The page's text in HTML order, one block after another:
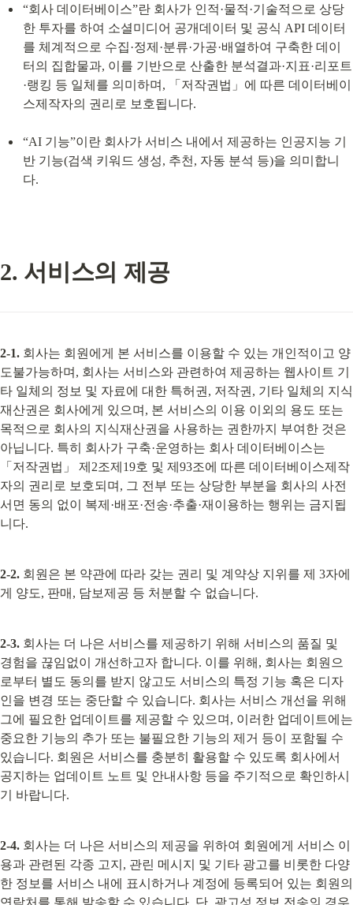
“회사 데이터베이스”란 회사가 인적·물적·기술적으로 상당
한 투자를 하여 소셜미디어 공개데이터 및 공식 API 데이터
를 체계적으로 수집·정제·분류·가공·배열하여 구축한 데이
터의 집합물과, 이를 기반으로 산출한 분석결과·지표·리포트
·랭킹 등 일체를 의미하며, 「저작권법」에 따른 데이터베이
스제작자의 권리로 보호됩니다.
“AI 기능”이란 회사가 서비스 내에서 제공하는 인공지능 기
반 기능(검색 키워드 생성, 추천, 자동 분석 등)을 의미합니
다.
2. 서비스의 제공
2-1. 회사는 회원에게 본 서비스를 이용할 수 있는 개인적이고 양
도불가능하며, 회사는 서비스와 관련하여 제공하는 웹사이트 기
타 일체의 정보 및 자료에 대한 특허권, 저작권, 기타 일체의 지식
재산권은 회사에게 있으며, 본 서비스의 이용 이외의 용도 또는
목적으로 회사의 지식재산권을 사용하는 권한까지 부여한 것은
아닙니다. 특히 회사가 구축·운영하는 회사 데이터베이스는
「저작권법」 제2조제19호 및 제93조에 따른 데이터베이스제작
자의 권리로 보호되며, 그 전부 또는 상당한 부분을 회사의 사전
서면 동의 없이 복제·배포·전송·추출·재이용하는 행위는 금지됩
니다.
2-2. 회원은 본 약관에 따라 갖는 권리 및 계약상 지위를 제 3자에
게 양도, 판매, 담보제공 등 처분할 수 없습니다.
2-3. 회사는 더 나은 서비스를 제공하기 위해 서비스의 품질 및
경험을 끊임없이 개선하고자 합니다. 이를 위해, 회사는 회원으
로부터 별도 동의를 받지 않고도 서비스의 특정 기능 혹은 디자
인을 변경 또는 중단할 수 있습니다. 회사는 서비스 개선을 위해
그에 필요한 업데이트를 제공할 수 있으며, 이러한 업데이트에는
중요한 기능의 추가 또는 불필요한 기능의 제거 등이 포함될 수
있습니다. 회원은 서비스를 충분히 활용할 수 있도록 회사에서
공지하는 업데이트 노트 및 안내사항 등을 주기적으로 확인하시
기 바랍니다.
2-4. 회사는 더 나은 서비스의 제공을 위하여 회원에게 서비스 이
용과 관련된 각종 고지, 관린 메시지 및 기타 광고를 비롯한 다양
한 정보를 서비스 내에 표시하거나 계정에 등록되어 있는 회원의